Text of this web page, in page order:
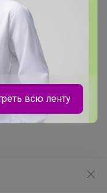
чисел
всю ленту
нажимая кнопку